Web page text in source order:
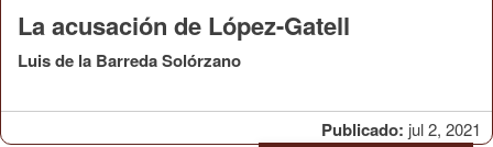
Publicado: jul 2, 2021
La acusación de López-Gatell
Luis de la Barreda Solórzano